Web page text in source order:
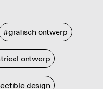
#grafisch ontwerp
ontwerp
design